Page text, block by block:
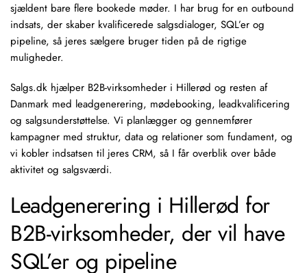
sjældent bare flere bookede møder. I har brug for en outbound
indsats, der skaber kvalificerede salgsdialoger, SQL’er og
pipeline, så jeres sælgere bruger tiden på de rigtige
muligheder.
Salgs.dk hjælper B2B-virksomheder i Hillerød og resten af
Danmark med leadgenerering, mødebooking, leadkvalificering
og salgsunderstøttelse. Vi planlægger og gennemfører
kampagner med struktur, data og relationer som fundament, og
vi kobler indsatsen til jeres CRM, så I får overblik over både
aktivitet og salgsværdi.
Leadgenerering i Hillerød for
B2B-virksomheder, der vil have
SQL’er og pipeline